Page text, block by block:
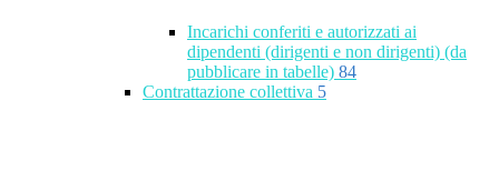
Incarichi conferiti e autorizzati ai
dipendenti (dirigenti e non dirigenti) (da
pubblicare in tabelle) 84
Contrattazione collettiva 5